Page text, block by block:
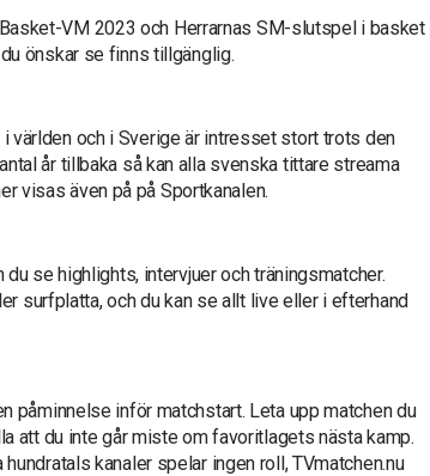
VM 2023 och Herrarnas SM-slutspel i basket
önskar se finns tillgänglig.
världen och i Sverige är intresset stort trots den
år tillbaka så kan alla svenska tittare streama
visas även på på Sportkanalen.
se highlights, intervjuer och träningsmatcher.
surfplatta, och du kan se allt live eller i efterhand
påminnelse inför matchstart. Leta upp matchen du
att du inte går miste om favoritlagets nästa kamp.
kanaler spelar ingen roll, TVmatchen.nu